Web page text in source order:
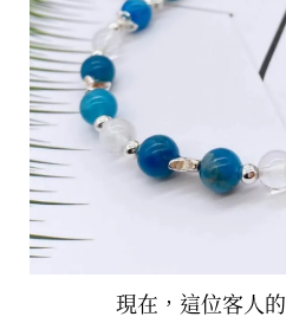
現在，這位客人的